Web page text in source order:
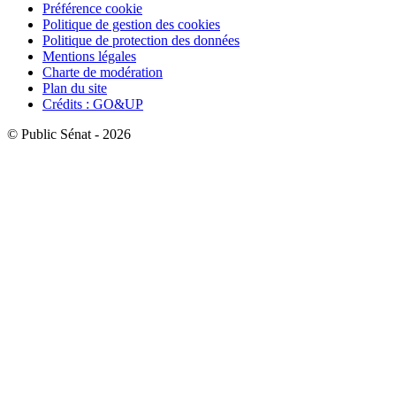
Préférence cookie
Politique de gestion des cookies
Politique de protection des données
Mentions légales
Charte de modération
Plan du site
Crédits : GO&UP
© Public Sénat - 2026